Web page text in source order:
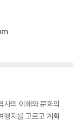
의 이해와 문화의
행지를 고르고 계획